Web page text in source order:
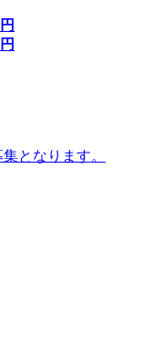
円
円
となります。